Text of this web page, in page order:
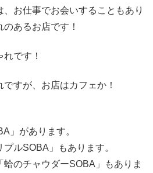
お仕事でお会いすることもあり
あるお店です！
です！
すが、お店はカフェか！
」があります。
プルSOBA」もあります。
のチャウダーSOBA」もありま